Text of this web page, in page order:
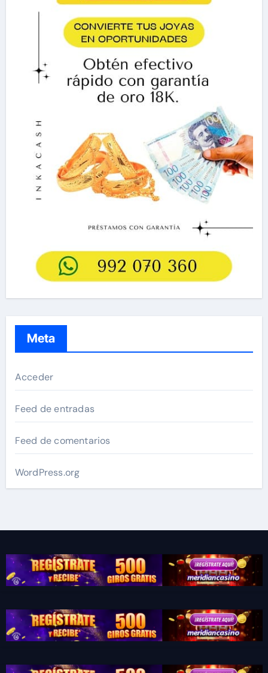
Meta
Acceder
Feed de entradas
Feed de comentarios
WordPress.org